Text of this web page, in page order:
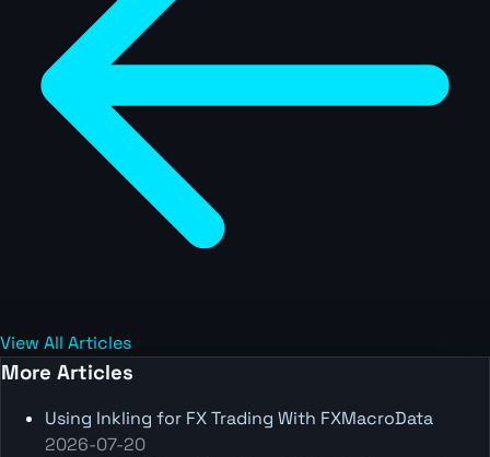
View All Articles
More Articles
Using Inkling for FX Trading With FXMacroData
2026-07-20